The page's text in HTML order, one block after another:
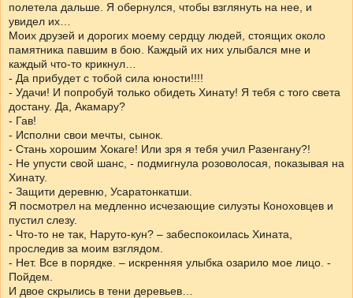
полетела дальше. Я обернулся, чтобы взглянуть на нее, и
увидел их…
Моих друзей и дорогих моему сердцу людей, стоящих около
памятника павшим в бою. Каждый их них улыбался мне и
каждый что-то крикнул…
- Да прибудет с тобой сила юности!!!!
- Удачи! И попробуй только обидеть Хинату! Я тебя с того света
достану. Да, Акамару?
- Гав!
- Исполни свои мечты, сынок.
- Стань хорошим Хокаге! Или зря я тебя учил Разенгану?!
- Не упусти свой шанс, - подмигнула розоволосая, показывая на
Хинату.
- Защити деревню, Усаратонкатши.
Я посмотрел на медленно исчезающие силуэты Коноховцев и
пустил слезу.
- Что-то не так, Наруто-кун? – забеспокоилась Хината,
проследив за моим взглядом.
- Нет. Все в порядке. – искренняя улыбка озарило мое лицо. -
Пойдем.
И двое скрылись в тени деревьев…